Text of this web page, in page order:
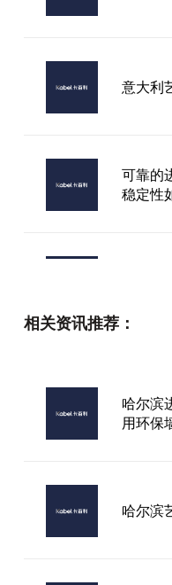
意大利
可靠的
稳定性
相关资讯推荐：
哈尔滨
用环保
哈尔滨